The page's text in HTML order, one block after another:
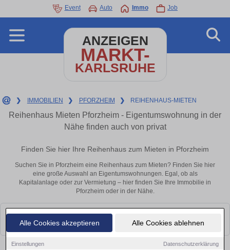
Alle Cookies akzeptieren Alle Cookies ablehnen
Einstellungen Datenschutzerklärung
Event Auto Immo Job
ANZEIGEN
MARKT-
KARLSRUHE
❯ IMMOBILIEN ❯ PFORZHEIM ❯ REIHENHAUS-MIETEN
Reihenhaus Mieten Pforzheim - Eigentumswohnung in der
Nähe finden auch von privat
Finden Sie hier Ihre Reihenhaus zum Mieten in Pforzheim
Suchen Sie in Pforzheim eine Reihenhaus zum Mieten? Finden Sie hier
eine große Auswahl an Eigentumswohnungen. Egal, ob als
Kapitalanlage oder zur Vermietung – hier finden Sie Ihre Immobilie in
Pforzheim oder in der Nähe.
Leider konnten wir derzeit keine passenden Objekte finden. Schauen Sie
bald wieder vorbei!